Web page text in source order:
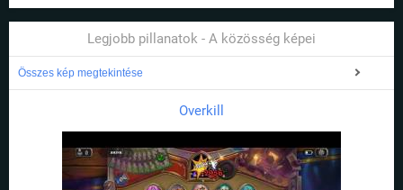
Legjobb pillanatok - A közösség képei
Összes kép megtekintése
Overkill